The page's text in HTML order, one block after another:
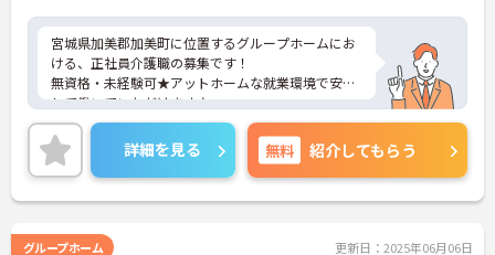
宮城県加美郡加美町に位置するグループホームにお
ける、正社員介護職の募集です！
無資格・未経験可★アットホームな就業環境で安心
して働いていただけます♪
ご興味ある方には、面接対策ポイントなど、さらに
詳細をお話しいたしますのでお気軽にご相談くださ
い。
詳細を見る 無料 紹介してもらう
グループホーム 更新日：2025年06月06日